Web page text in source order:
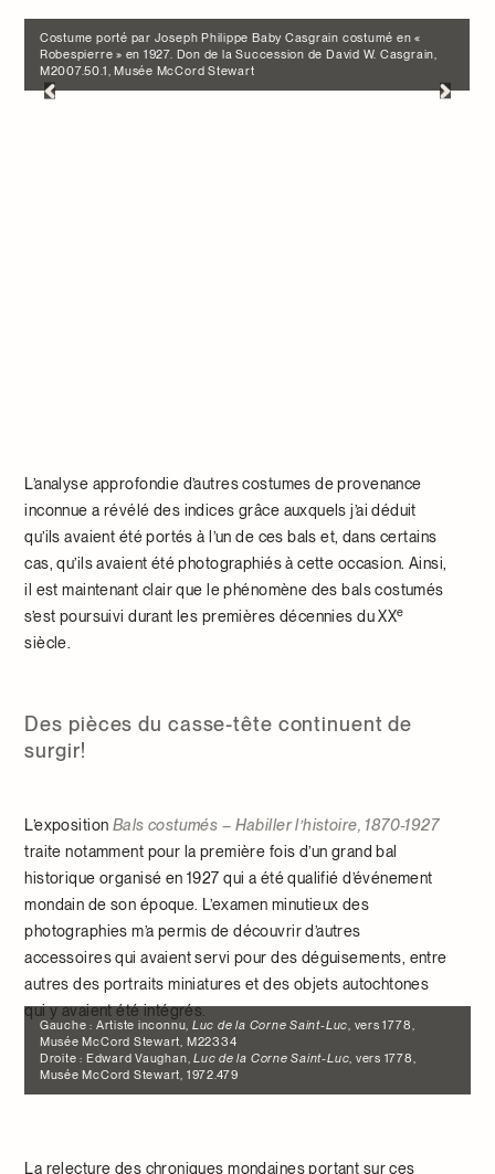
Costume porté par Joseph Philippe Baby Casgrain costumé en «
Robespierre » en 1927. Don de la Succession de David W. Casgrain,
M2007.50.1, Musée McCord Stewart
L’analyse approfondie d’autres costumes de provenance
inconnue a révélé des indices grâce auxquels j’ai déduit
qu’ils avaient été portés à l’un de ces bals et, dans certains
cas, qu’ils avaient été photographiés à cette occasion. Ainsi,
il est maintenant clair que le phénomène des bals costumés
s’est poursuivi durant les premières décennies du XXe
siècle.
Des pièces du casse-tête continuent de
surgir!
L’exposition Bals costumés – Habiller l’histoire, 1870-1927
traite notamment pour la première fois d’un grand bal
historique organisé en 1927 qui a été qualifié d’événement
mondain de son époque. L’examen minutieux des
photographies m’a permis de découvrir d’autres
accessoires qui avaient servi pour des déguisements, entre
autres des portraits miniatures et des objets autochtones
qui y avaient été intégrés.
Gauche : Artiste inconnu, Luc de la Corne Saint-Luc, vers 1778,
Musée McCord Stewart, M22334
Droite : Edward Vaughan,Luc de la Corne Saint-Luc, vers 1778,
Musée McCord Stewart, 1972.479
La relecture des chroniques mondaines portant sur ces